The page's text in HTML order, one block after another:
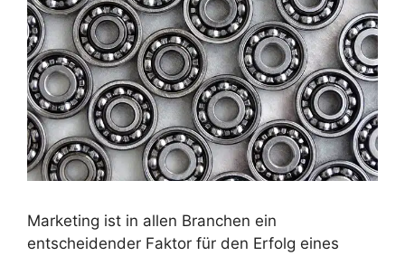
Marketing ist in allen Branchen ein
entscheidender Faktor für den Erfolg eines